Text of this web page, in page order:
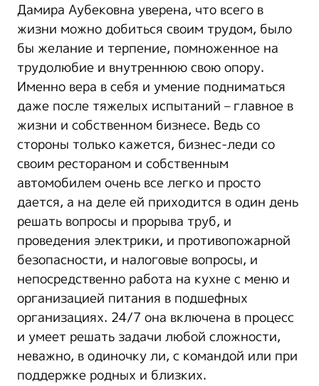
Дамира Аубековна уверена, что всего в
жизни можно добиться своим трудом, было
бы желание и терпение, помноженное на
трудолюбие и внутреннюю свою опору.
Именно вера в себя и умение подниматься
даже после тяжелых испытаний – главное в
жизни и собственном бизнесе. Ведь со
стороны только кажется, бизнес-леди со
своим рестораном и собственным
автомобилем очень все легко и просто
дается, а на деле ей приходится в один день
решать вопросы и прорыва труб, и
проведения электрики, и противопожарной
безопасности, и налоговые вопросы, и
непосредственно работа на кухне с меню и
организацией питания в подшефных
организациях. 24/7 она включена в процесс
и умеет решать задачи любой сложности,
неважно, в одиночку ли, с командой или при
поддержке родных и близких.